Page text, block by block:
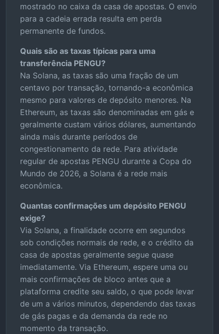
mostrado no caixa da casa de apostas. O envio
para a cadeia errada resulta em perda
permanente de fundos.
Quais são as taxas típicas para uma
transferência PENGU?
Na Solana, as taxas são uma fração de um
centavo por transação, tornando-a econômica
mesmo para valores de depósito menores. Na
Ethereum, as taxas são denominadas em gás e
geralmente custam vários dólares, aumentando
ainda mais durante períodos de
congestionamento da rede. Para atividade
regular de apostas PENGU durante a Copa do
Mundo de 2026, a Solana é a rede mais
econômica.
Quantas confirmações um depósito PENGU
exige?
Via Solana, a finalidade ocorre em segundos
sob condições normais de rede, e o crédito da
casa de apostas geralmente segue quase
imediatamente. Via Ethereum, espere uma ou
mais confirmações de bloco antes que a
plataforma credite seu saldo, o que pode levar
de um a vários minutos, dependendo das taxas
de gás pagas e da demanda da rede no
momento da transação.